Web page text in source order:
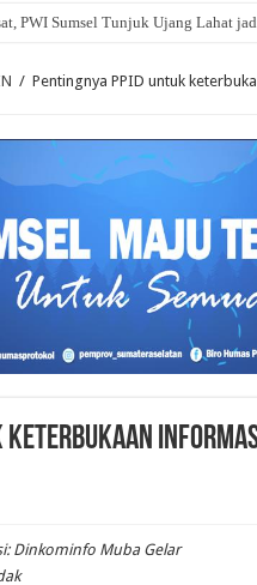
PWI Sumsel Tunjuk Ujang Lahat
/ Pentingnya PPID untuk
keterbukaan
Dinkominfo Muba Gelar